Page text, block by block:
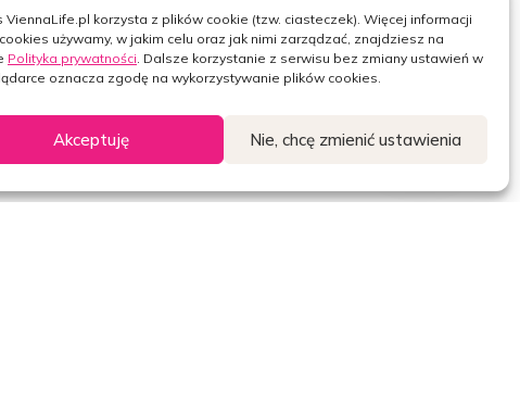
ViennaLife.pl korzysta z plików cookie (tzw. ciasteczek). Więcej informacji
używamy, w jakim celu oraz jak nimi zarządzać, znajdziesz na
Polityka prywatności. Dalsze korzystanie z serwisu bez zmiany ustawień w
oznacza zgodę na wykorzystywanie plików cookies.
Akceptuję Nie, chcę zmienić ustawienia
prawna
prywatności
w
Facebook
LinkedIn
Widget
Widget
Widget